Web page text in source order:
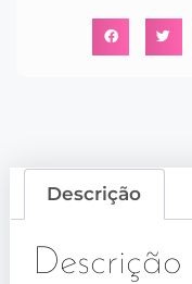
Descrição
Descrição